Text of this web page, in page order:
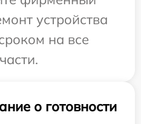
устройства
на все
о готовности